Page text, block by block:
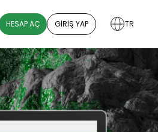
HESAP AÇ GIRIŞ YAP TR